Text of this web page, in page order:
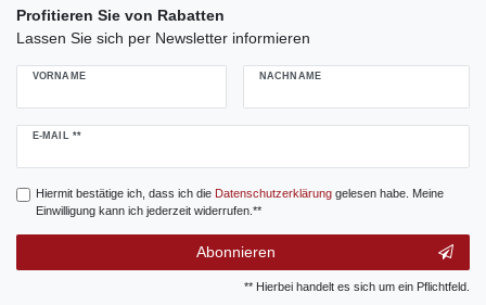
Profitieren Sie von Rabatten
Lassen Sie sich per Newsletter informieren
VORNAME NACHNAME
E-MAIL **
Newsletter
Hiermit bestätige ich, dass ich die Daten­schutz­erklärunggelesen habe. Meine
Einwilligung kann ich jederzeit widerrufen.**
Abonnieren
** Hierbei handelt es sich um ein Pflichtfeld.